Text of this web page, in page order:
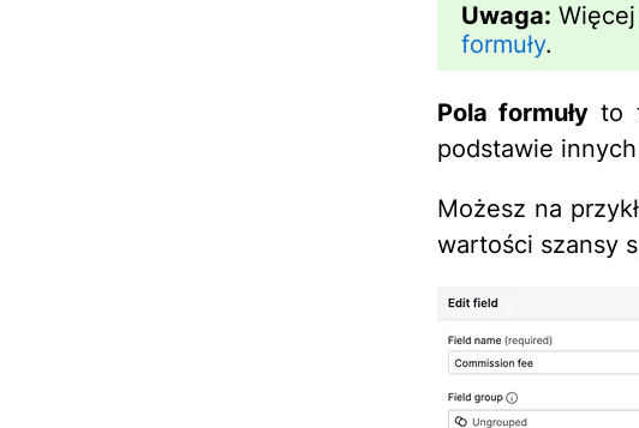
Uwaga:
formuły.
Pola formuły to
podstawie
Możesz na
wartości szansy